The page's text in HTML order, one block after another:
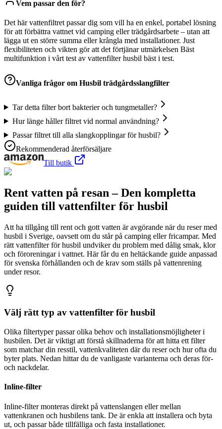
Vem passar den för?
Det här vattenfiltret passar dig som vill ha en enkel, portabel lösning
för att förbättra vattnet vid camping eller trädgårdsarbete – utan att
lägga ut en större summa eller krångla med installationer. Just
flexibiliteten och vikten gör att det förtjänar utmärkelsen Bäst
multifunktion i vårt test av vattenfilter husbil bäst i test.
Vanliga frågor om Husbil trädgårdsslangfilter
Tar detta filter bort bakterier och tungmetaller?
Hur länge håller filtret vid normal användning?
Passar filtret till alla slangkopplingar för husbil?
Rekommenderad återförsäljare
Till butik
Rent vatten på resan – Den kompletta
guiden till vattenfilter för husbil
Att ha tillgång till rent och gott vatten är avgörande när du reser med
husbil i Sverige, oavsett om du står på camping eller fricampar. Med
rätt vattenfilter för husbil undviker du problem med dålig smak, klor
och föroreningar i vattnet. Här får du en heltäckande guide anpassad
för svenska förhållanden och de krav som ställs på vattenrening
under resor.
Välj rätt typ av vattenfilter för husbil
Olika filtertyper passar olika behov och installationsmöjligheter i
husbilen. Det är viktigt att förstå skillnaderna för att hitta ett filter
som matchar din resstil, vattenkvaliteten där du reser och hur ofta du
byter plats. Nedan hittar du de vanligaste varianterna och deras för-
och nackdelar.
Inline-filter
Inline-filter monteras direkt på vattenslangen eller mellan
vattenkranen och husbilens tank. De är enkla att installera och byta
ut, och passar både tillfälliga och fasta installationer.